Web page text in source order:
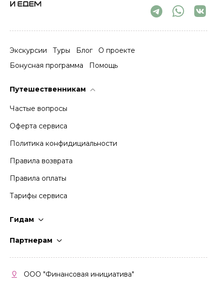
Экскурсии Туры Блог
О проекте
Бонусная программа
Помощь
Путешественникам
Частые вопросы
Оферта сервиса
Политика конфидициальности
Правила возврата
Правила оплаты
Тарифы сервиса
Гидам
Партнерам
Кабинет партнера
ООО "Финансовая инициатива"